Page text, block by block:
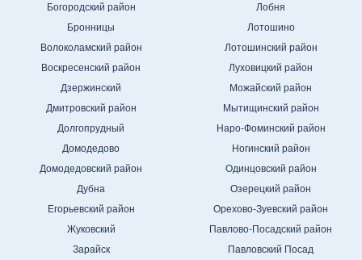
Богородский район
Бронницы
Волоколамский район
Воскресенский район
Дзержинский
Дмитровский район
Долгопрудный
Домодедово
Домодедовский район
Дубна
Егорьевский район
Жуковский
Зарайск
Лобня
Лотошино
Лотошинский район
Луховицкий район
Можайский район
Мытищинский район
Наро-Фоминский район
Ногинский район
Одинцовский район
Озерецкий район
Орехово-Зуевский район
Павлово-Посадский район
Павловский Посад